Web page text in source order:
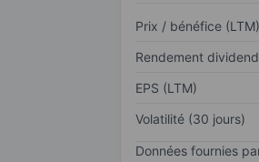
Prix / bénéfice (LTM)
Rendement
EPS (LTM)
Volatilité (30 jours)
Données fournies